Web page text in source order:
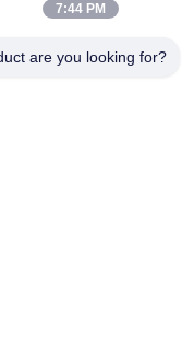
LCD cOem για την
7:44 PM
are you looking for?